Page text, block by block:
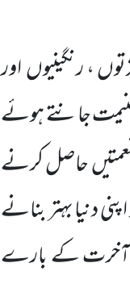
، رنگینیوں اور
غنیمت جانتے ہوئے
حاصل کرنے
دنیا بہتر بنانے
آخرت کے بارے